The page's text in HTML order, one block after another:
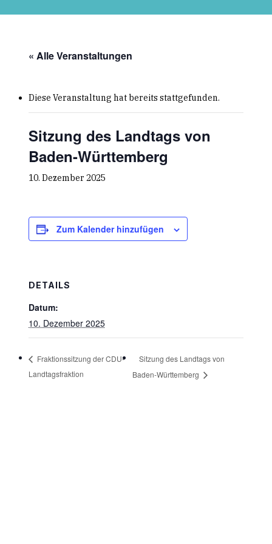
« Alle Veranstaltungen
Diese Veranstaltung hat bereits stattgefunden.
Sitzung des Landtags von
Baden-Württemberg
10. Dezember 2025
Zum Kalender hinzufügen
DETAILS
Datum:
10. Dezember 2025
Fraktionssitzung der CDU-
Landtagsfraktion
Sitzung des Landtags von
Baden-Württemberg